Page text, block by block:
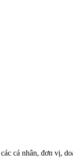
cá nhân, đơn vị,